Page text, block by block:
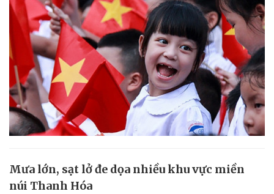
Mưa lớn, sạt lở đe dọa nhiều khu vực miền
núi Thanh Hóa